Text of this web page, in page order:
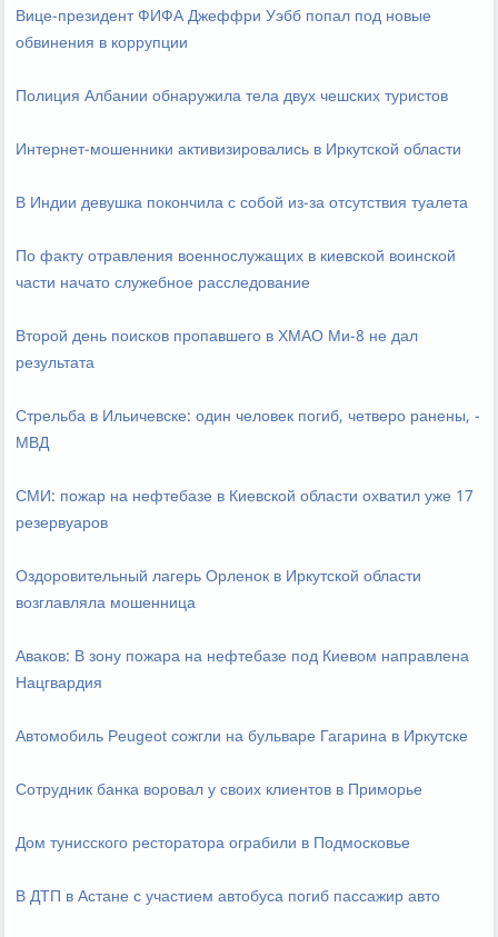
Вице-президент ФИФА Джеффри Уэбб попал под новые
обвинения в коррупции
Полиция Албании обнаружила тела двух чешских туристов
Интернет-мошенники активизировались в Иркутской области
В Индии девушка покончила с собой из-за отсутствия туалета
По факту отравления военнослужащих в киевской воинской
части начато служебное расследование
Второй день поисков пропавшего в ХМАО Ми-8 не дал
результата
Стрельба в Ильичевске: один человек погиб, четверо ранены, -
МВД
СМИ: пожар на нефтебазе в Киевской области охватил уже 17
резервуаров
Оздоровительный лагерь Орленок в Иркутской области
возглавляла мошенница
Аваков: В зону пожара на нефтебазе под Киевом направлена
Нацгвардия
Автомобиль Peugeot сожгли на бульваре Гагарина в Иркутске
Сотрудник банка воровал у своих клиентов в Приморье
Дом тунисского ресторатора ограбили в Подмосковье
В ДТП в Астане с участием автобуса погиб пассажир авто